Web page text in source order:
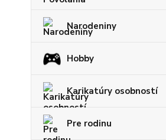
Narodeniny
Hobby
Karikatúry osobností
Pre rodinu